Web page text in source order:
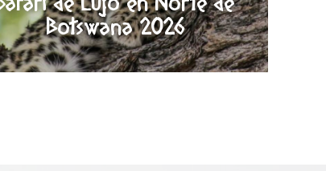
Botswana 2026